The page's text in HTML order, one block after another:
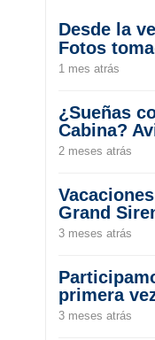
Desde la
Fotos
1 mes atrás
¿Sueñas
Cabina?
2 meses atrás
Grand
3 meses atrás
primera
3 meses atrás